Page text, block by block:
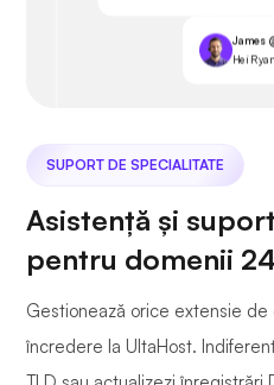
James
Hei
SUPORT DE SPECIALITATE
Asistență și
pentru domenii
Gestionează orice extensie de
încredere la UltaHost.